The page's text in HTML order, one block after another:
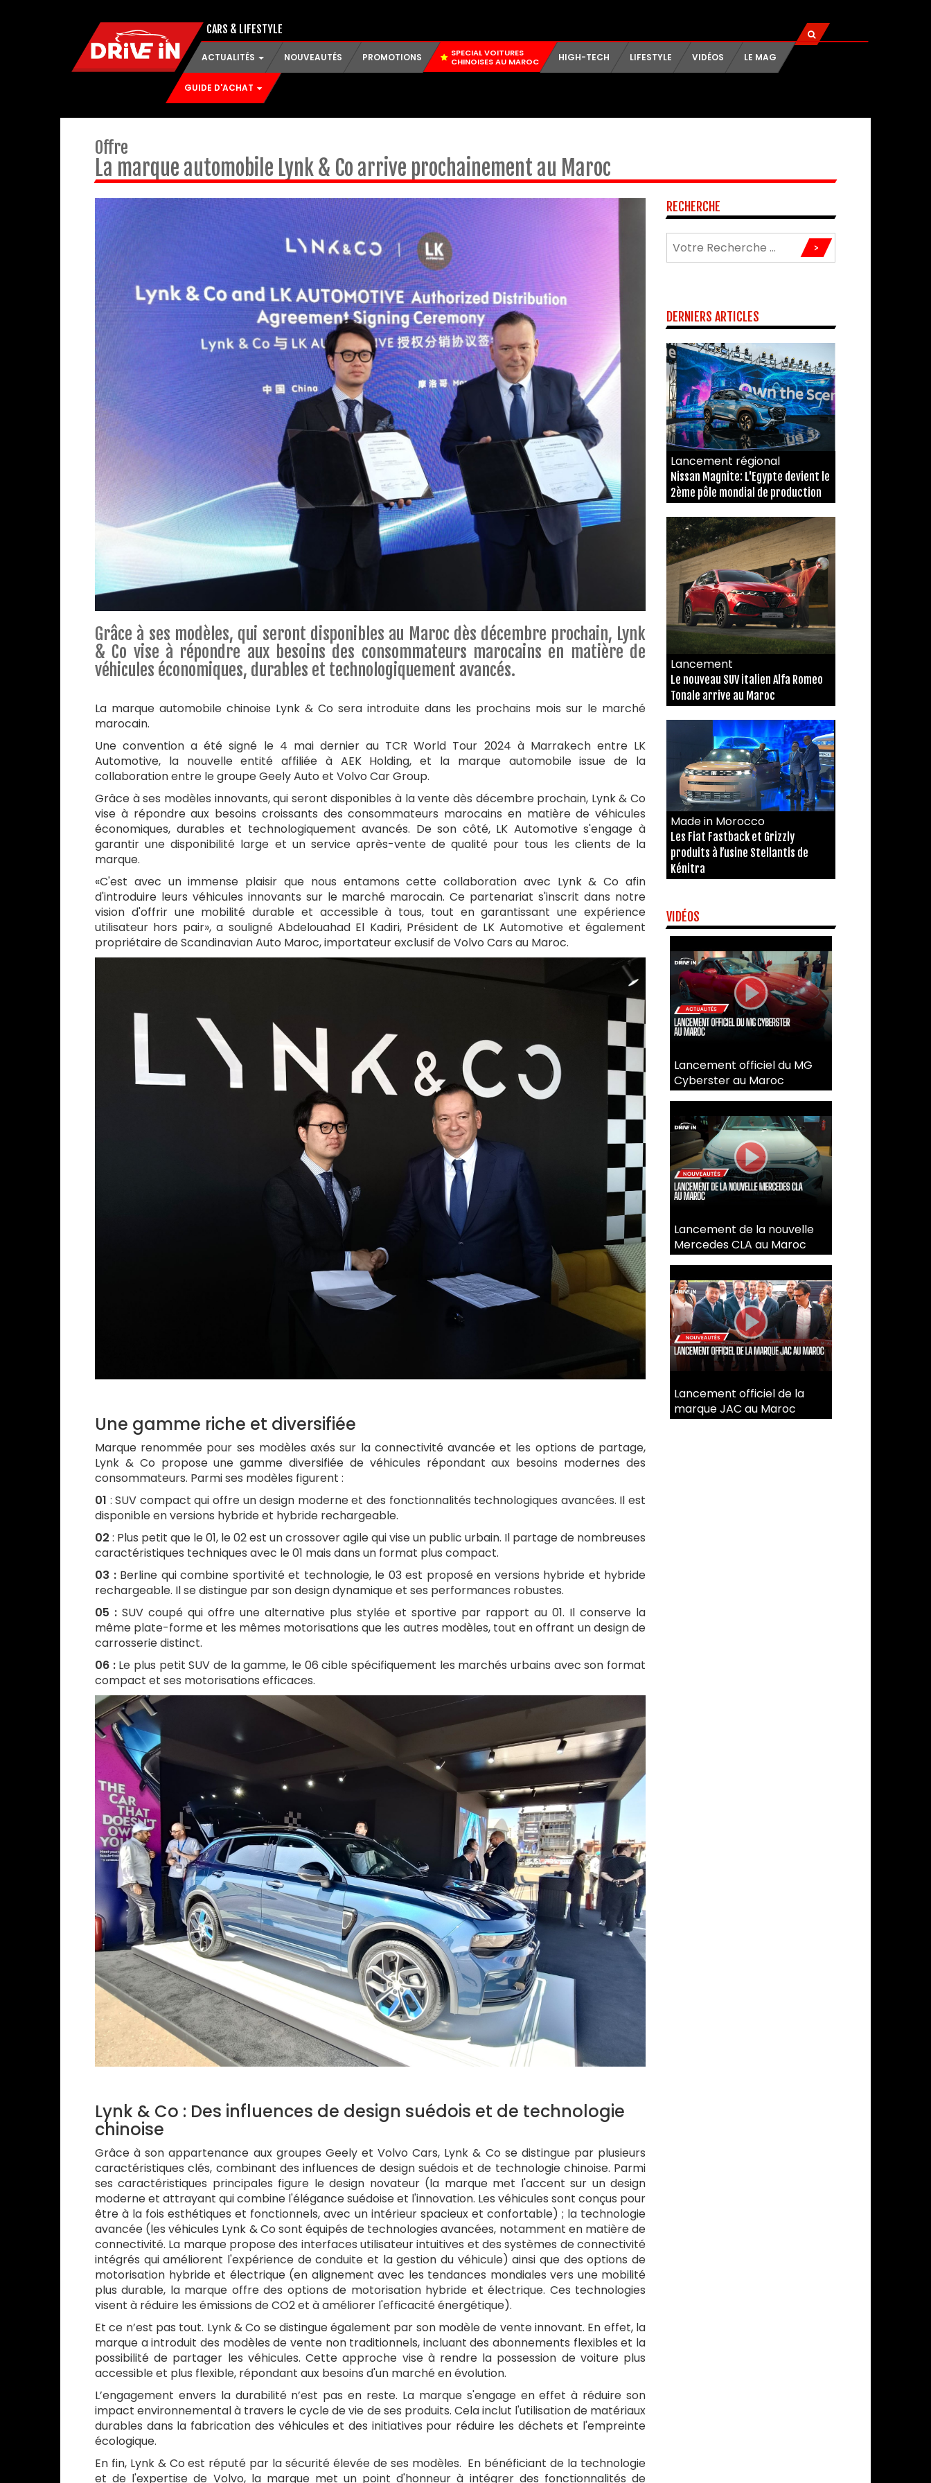
CARS & LIFESTYLE
ACTUALITÉS NOUVEAUTÉS PROMOTIONS
SPECIAL VOITURES
CHINOISES AU MAROC
HIGH-TECH LIFESTYLE VIDÉOS LE MAG
GUIDE D'ACHAT
Offre
La marque automobile Lynk & Co arrive prochainement au Maroc
Grâce à ses modèles, qui seront disponibles au Maroc dès décembre prochain, Lynk
& Co vise à répondre aux besoins des consommateurs marocains en matière de
véhicules économiques, durables et technologiquement avancés.
La marque automobile chinoise Lynk & Co sera introduite dans les prochains mois sur le marché
marocain.
Une convention a été signé le 4 mai dernier au TCR World Tour 2024 à Marrakech entre LK
Automotive, la nouvelle entité affiliée à AEK Holding, et la marque automobile issue de la
collaboration entre le groupe Geely Auto et Volvo Car Group.
Grâce à ses modèles innovants, qui seront disponibles à la vente dès décembre prochain, Lynk & Co
vise à répondre aux besoins croissants des consommateurs marocains en matière de véhicules
économiques, durables et technologiquement avancés. De son côté, LK Automotive s'engage à
garantir une disponibilité large et un service après-vente de qualité pour tous les clients de la
marque.
«C'est avec un immense plaisir que nous entamons cette collaboration avec Lynk & Co afin
d'introduire leurs véhicules innovants sur le marché marocain. Ce partenariat s'inscrit dans notre
vision d'offrir une mobilité durable et accessible à tous, tout en garantissant une expérience
utilisateur hors pair», a souligné Abdelouahad El Kadiri, Président de LK Automotive et également
propriétaire de Scandinavian Auto Maroc, importateur exclusif de Volvo Cars au Maroc.
Une gamme riche et diversifiée
Marque renommée pour ses modèles axés sur la connectivité avancée et les options de partage,
Lynk & Co propose une gamme diversifiée de véhicules répondant aux besoins modernes des
consommateurs. Parmi ses modèles figurent :
01 : SUV compact qui offre un design moderne et des fonctionnalités technologiques avancées. Il est
disponible en versions hybride et hybride rechargeable.
02 : Plus petit que le 01, le 02 est un crossover agile qui vise un public urbain. Il partage de nombreuses
caractéristiques techniques avec le 01 mais dans un format plus compact.
03 :Berline qui combine sportivité et technologie, le 03 est proposé en versions hybride et hybride
rechargeable. Il se distingue par son design dynamique et ses performances robustes.
05 : SUV coupé qui offre une alternative plus stylée et sportive par rapport au 01. Il conserve la
même plate-forme et les mêmes motorisations que les autres modèles, tout en offrant un design de
carrosserie distinct.
06 : Le plus petit SUV de la gamme, le 06 cible spécifiquement les marchés urbains avec son format
compact et ses motorisations efficaces.
Lynk & Co : Des influences de design suédois et de technologie
chinoise
Grâce à son appartenance aux groupes Geely et Volvo Cars, Lynk & Co se distingue par plusieurs
caractéristiques clés, combinant des influences de design suédois et de technologie chinoise. Parmi
ses caractéristiques principales figure le design novateur (la marque met l'accent sur un design
moderne et attrayant qui combine l'élégance suédoise et l'innovation. Les véhicules sont conçus pour
être à la fois esthétiques et fonctionnels, avec un intérieur spacieux et confortable) ; la technologie
avancée (les véhicules Lynk & Co sont équipés de technologies avancées, notamment en matière de
connectivité. La marque propose des interfaces utilisateur intuitives et des systèmes de connectivité
intégrés qui améliorent l'expérience de conduite et la gestion du véhicule) ainsi que des options de
motorisation hybride et électrique (en alignement avec les tendances mondiales vers une mobilité
plus durable, la marque offre des options de motorisation hybride et électrique. Ces technologies
visent à réduire les émissions de CO2 et à améliorer l'efficacité énergétique).
Et ce n’est pas tout. Lynk & Co se distingue également par son modèle de vente innovant. En effet, la
marque a introduit des modèles de vente non traditionnels, incluant des abonnements flexibles et la
possibilité de partager les véhicules. Cette approche vise à rendre la possession de voiture plus
accessible et plus flexible, répondant aux besoins d'un marché en évolution.
L’engagement envers la durabilité n’est pas en reste. La marque s'engage en effet à réduire son
impact environnemental à travers le cycle de vie de ses produits. Cela inclut l'utilisation de matériaux
durables dans la fabrication des véhicules et des initiatives pour réduire les déchets et l'empreinte
écologique.
En fin, Lynk & Co est réputé par la sécurité élevée de ses modèles. En bénéficiant de la technologie
et de l'expertise de Volvo, la marque met un point d'honneur à intégrer des fonctionnalités de
RECHERCHE
>
DERNIERS ARTICLES
Lancement régional
Nissan Magnite: L'Egypte devient le
2ème pôle mondial de production
Lancement
Le nouveau SUV italien Alfa Romeo
Tonale arrive au Maroc
Made in Morocco
Les Fiat Fastback et Grizzly
produits à l’usine Stellantis de
Kénitra
VIDÉOS
Lancement officiel du MG
Cyberster au Maroc
Lancement de la nouvelle
Mercedes CLA au Maroc
Lancement officiel de la
marque JAC au Maroc